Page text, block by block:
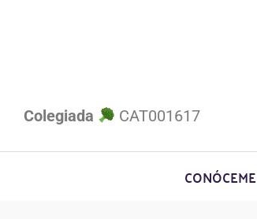
Colegiada CAT001617
CONÓCEME